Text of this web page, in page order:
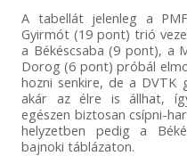
A tabellát jelenleg a
Gyirmót (19 pont) trió
a Békéscsaba (9 pont), a
Dorog (6 pont) próbál
hozni senkire, de a DVTK
akár az élre is állhat,
egészen biztosan csípni-
helyzetben pedig a
bajnoki táblázaton.